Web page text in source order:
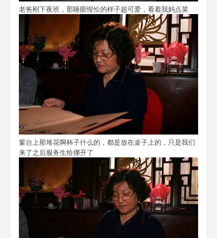
老爸刚下夜班，那睡眼惺忪的样子超可爱，看着我妈点菜
窗台上那堆花啊杯子什么的，都是放在桌子上的，只是我们
来了之后服务生给挪开了